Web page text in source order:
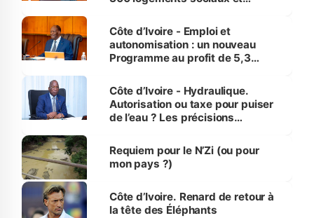
et Yamoussoukro
Côte d’Ivoire - Emploi et
autonomisation : un nouveau
Programme au profit de 5,3
Côte d’Ivoire - Hydraulique.
Autorisation ou taxe pour puiser
de l’eau ? Les précisions
Requiem pour le N’Zi (ou pour
mon pays ?)
Côte d’Ivoire. Renard de retour à
la tête des Éléphants